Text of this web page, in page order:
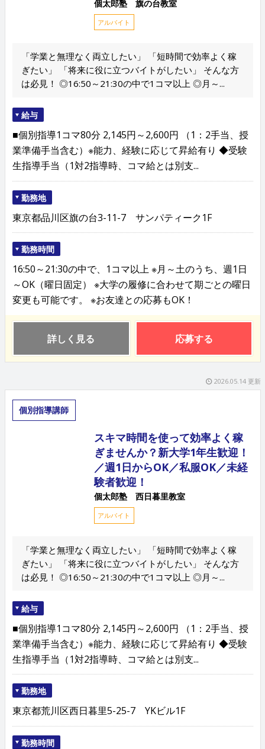
個太郎塾 旗の台教室
アルバイト
「学業と無理なく両立したい」 「短時間で効率よく稼
ぎたい」 「将来に役に立つバイトがしたい」 そんな方
は必見！ ◎16:50～21:30の中で1コマ以上 ◎月～...
給与
■個別指導1コマ80分 2,145円～2,600円 （1：2手当、授
業準備手当含む）※能力、経験に応じて昇給有り ◆受験
生指導手当（1対2指導時、コマ給とは別支...
勤務地
東京都品川区旗の台3-11-7 サンパティーク1F
勤務時間
16:50～21:30の中で、1コマ以上 ※月～土のうち、週1日
～OK（曜日固定） ※大学の履修に合わせて期ごとの曜日
変更も可能です。 ※お友達との応募もOK！
詳しく見る 応募する
2026.05.14 更新
個別指導講師
スキマ時間を使って効率よく稼
ぎませんか？新大学1年生歓迎！
／週1日からOK／私服OK／未経
験者歓迎！
個太郎塾 西日暮里教室
アルバイト
「学業と無理なく両立したい」 「短時間で効率よく稼
ぎたい」 「将来に役に立つバイトがしたい」 そんな方
は必見！ ◎16:50～21:30の中で1コマ以上 ◎月～...
給与
■個別指導1コマ80分 2,145円～2,600円 （1：2手当、授
業準備手当含む）※能力、経験に応じて昇給有り ◆受験
生指導手当（1対2指導時、コマ給とは別支...
勤務地
東京都荒川区西日暮里5-25-7 YKビル1F
勤務時間